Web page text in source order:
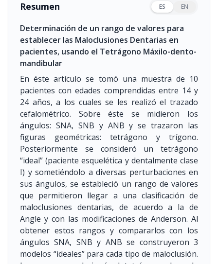
Resumen ES EN
Determinación de un rango de valores para
establecer las Maloclusiones Dentarias en
pacientes, usando el Tetrágono Máxilo-dento-
mandibular
En éste artículo se tomó una muestra de 10
pacientes con edades comprendidas entre 14 y
24 años, a los cuales se les realizó el trazado
cefalométrico. Sobre éste se midieron los
ángulos: SNA, SNB y ANB y se trazaron las
figuras geométricas: tetrágono y trígono.
Posteriormente se consideró un tetrágono
“ideal” (paciente esquelética y dentalmente clase
I) y sometiéndolo a diversas perturbaciones en
sus ángulos, se estableció un rango de valores
que permitieron llegar a una clasificación de
maloclusiones dentarias, de acuerdo a la de
Angle y con las modificaciones de Anderson. Al
obtener estos rangos y compararlos con los
ángulos SNA, SNB y ANB se construyeron 3
modelos “ideales” para cada tipo de maloclusión.